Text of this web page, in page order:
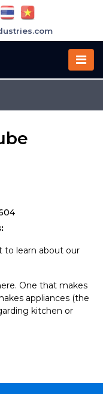
to learn about our
One that makes
appliances (the
kitchen or